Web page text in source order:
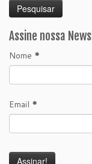
Assine nossa
Nome *
Email *